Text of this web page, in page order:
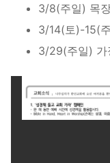
3/8(주일) 목
3/14(토)-15(
3/29(주일) 가